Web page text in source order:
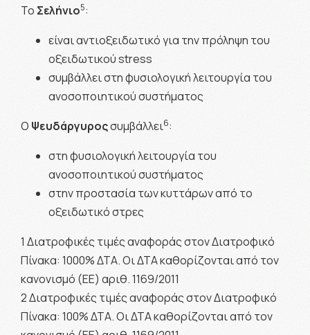
To Σελήνιο5:
είναι αντιοξειδωτικό για την πρόληψη του
οξειδωτικού stress
συμβάλλει στη φυσιολογική λειτουργία του
ανοσοποιητικού συστήματος
O Ψευδάργυροςσυμβάλλει6:
στη φυσιολογική λειτουργία του
ανοσοποιητικού συστήματος
στην προστασία των κυττάρων από το
οξειδωτικό στρες
1 Διατροφικές τιμές αναφοράς στον Διατροφικό
Πίνακα: 1000% ΔΤΑ. Οι ΔΤΑ καθορίζονται από τον
κανονισμό (ΕΕ) αριθ. 1169/2011
2 Διατροφικές τιμές αναφοράς στον Διατροφικό
Πίνακα: 100% ΔΤΑ. Οι ΔΤΑ καθορίζονται από τον